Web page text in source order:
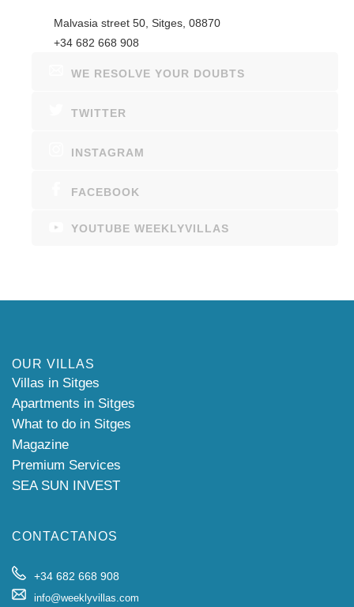
Malvasia street 50, Sitges, 08870
+34 682 668 908
WE RESOLVE YOUR DOUBTS
TWITTER
INSTAGRAM
FACEBOOK
YOUTUBE WEEKLYVILLAS
OUR VILLAS
Villas in Sitges
Apartments in Sitges
What to do in Sitges
Magazine
Premium Services
SEA SUN INVEST
CONTACTANOS
+34 682 668 908
info@weeklyvillas.com